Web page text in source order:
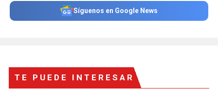
Síguenos en Google News
TE PUEDE INTERESAR